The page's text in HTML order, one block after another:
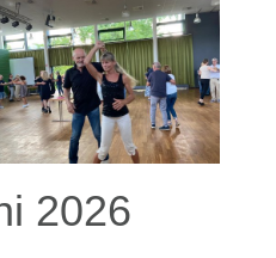
2026